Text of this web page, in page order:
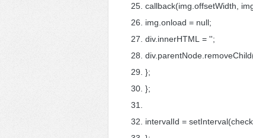
callback(img.offsetWidth,
img.onload = null;
div.innerHTML = '';
};
};
intervalId =